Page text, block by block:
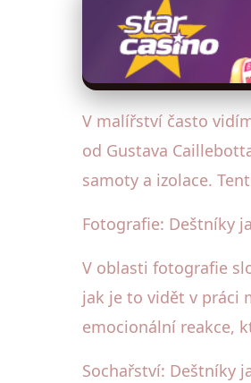
V malířství často
od Gustava
samoty a izolace.
Fotografie: Deštníky
V oblasti fotografie
jak je to vidět v práci
emocionální reakce,
Sochařství: Deštníky